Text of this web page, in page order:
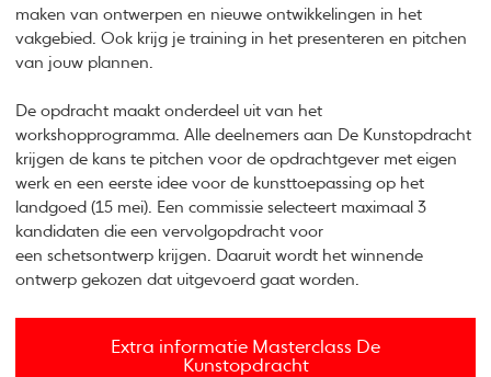
maken van ontwerpen en nieuwe ontwikkelingen in het
vakgebied. Ook krijg je training in het presenteren en pitchen
van jouw plannen.
De opdracht maakt onderdeel uit van het
workshopprogramma. Alle deelnemers aan De Kunstopdracht
krijgen de kans te pitchen voor de opdrachtgever met eigen
werk en een eerste idee voor de kunsttoepassing op het
landgoed (15 mei). Een commissie selecteert maximaal 3
kandidaten die een vervolgopdracht voor
een schetsontwerp krijgen. Daaruit wordt het winnende
ontwerp gekozen dat uitgevoerd gaat worden.
Extra informatie Masterclass De
Kunstopdracht